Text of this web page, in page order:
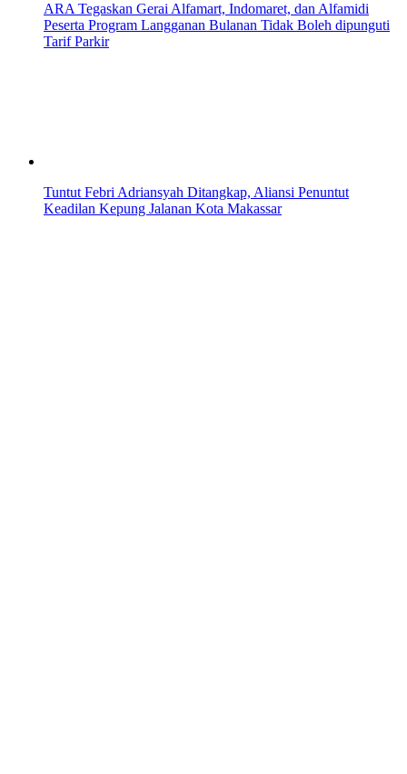
ARA Tegaskan Gerai Alfamart, Indomaret, dan Alfamidi
Peserta Program Langganan Bulanan Tidak Boleh dipunguti
Tarif Parkir
Tuntut Febri Adriansyah Ditangkap, Aliansi Penuntut
Keadilan Kepung Jalanan Kota Makassar